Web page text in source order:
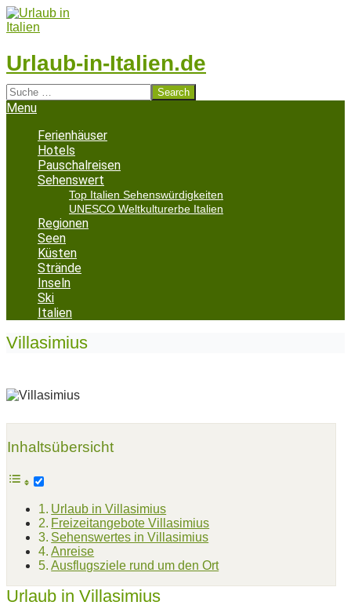
Skip
to
Urlaub-in-Italien.de
Search
Secondary
Menu
Ferienhäuser
Hotels
Pauschalreisen
Sehenswert
Top Italien Sehenswürdigkeiten
UNESCO Weltkulturerbe Italien
Regionen
Seen
Küsten
Strände
Inseln
Ski
Italien
Villasimius
Inhaltsübersicht
Urlaub in Villasimius
Freizeitangebote Villasimius
Sehenswertes in Villasimius
Anreise
Ausflugsziele rund um den Ort
Urlaub in Villasimius